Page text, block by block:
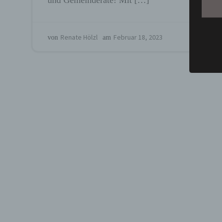
von Renate Hölzl am Februar 18, 2023
oder
oder